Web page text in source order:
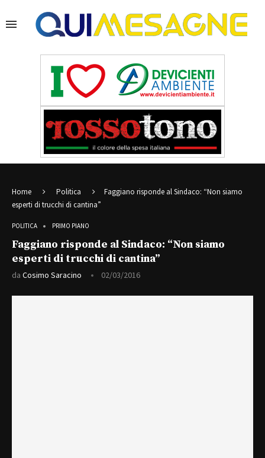
Home Politica
Faggiano risponde al Sindaco: “Non siamo
esperti di trucchi di cantina”
POLITICA PRIMO PIANO
Faggiano risponde al Sindaco: “Non siamo
esperti di trucchi di cantina”
da Cosimo Saracino 02/03/2016